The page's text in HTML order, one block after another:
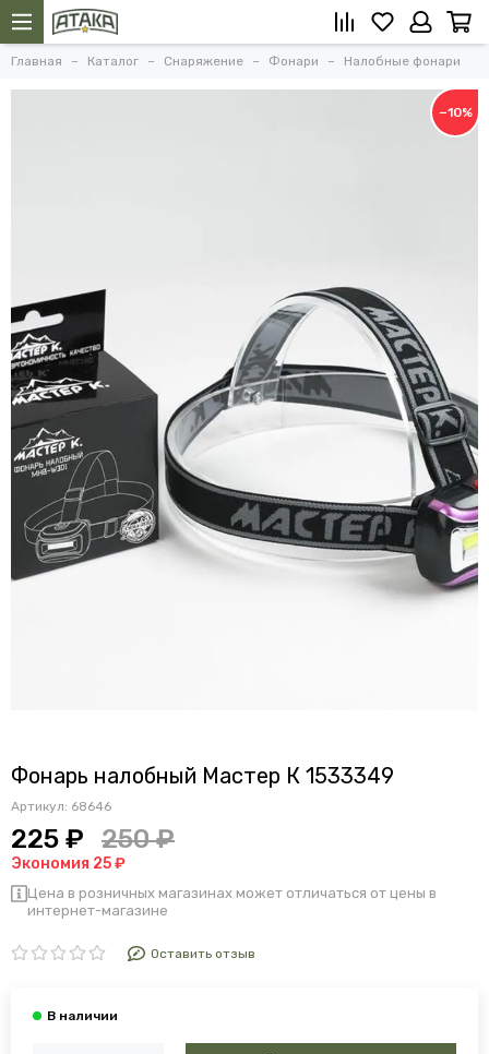
Главная Каталог Снаряжение Фонари Налобные фонари
−10%
Фонарь налобный Мастер К 1533349
Артикул: 68646
225 ₽ 250 ₽
Экономия 25 ₽
Цена в розничных магазинах может отличаться от цены в
интернет-магазине
Оставить отзыв